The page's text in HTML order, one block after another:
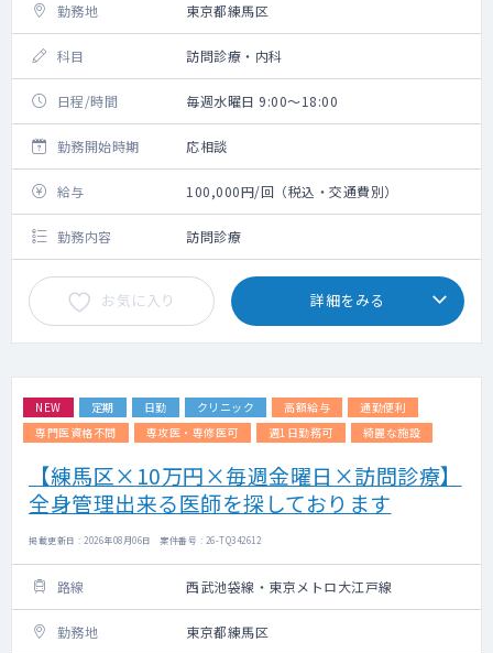
勤務地 東京都練馬区
科目 訪問診療・内科
日程/時間 毎週水曜日 9:00～18:00
勤務開始時期 応相談
給与 100,000円/回（税込・交通費別）
勤務内容 訪問診療
お気に入り 詳細をみる
NEW 定期 日勤 クリニック 高額給与
通勤便利
専門医資格不問
専攻医・専修医可 週1日勤務可 綺麗な施設
【練馬区×10万円×毎週金曜日×訪問診療】
全身管理出来る医師を探しております
掲載更新日 : 2026年08月06日 案件番号 : 26-TQ342612
路線 西武池袋線・東京メトロ大江戸線
勤務地 東京都練馬区